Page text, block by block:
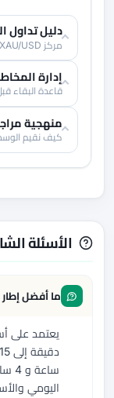
دليل تداول
مركز XAU/USD الأساسي
إدارة
قاعدة البقاء
منهجية
كيف نقيم
الأسئلة
ما أفضل
اليومي